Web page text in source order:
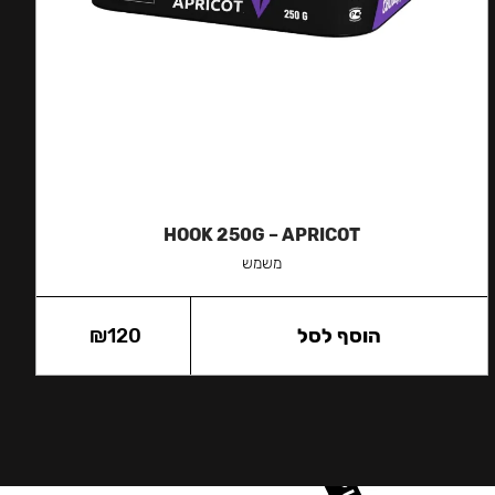
HOOK 250G – APRICOT
משמש
₪120 הוסף לסל